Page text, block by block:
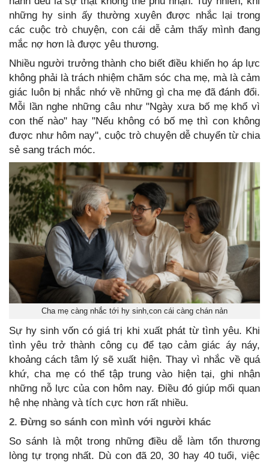
những hy sinh ấy thường xuyên được nhắc lại trong
các cuộc trò chuyện, con cái dễ cảm thấy mình đang
mắc nợ hơn là được yêu thương.
Nhiều người trưởng thành cho biết điều khiến họ áp lực
không phải là trách nhiệm chăm sóc cha mẹ, mà là cảm
giác luôn bị nhắc nhớ về những gì cha mẹ đã đánh đổi.
Mỗi lần nghe những câu như "Ngày xưa bố mẹ khổ vì
con thế nào" hay "Nếu không có bố mẹ thì con không
được như hôm nay", cuộc trò chuyện dễ chuyển từ chia
sẻ sang trách móc.
Cha mẹ càng nhắc tới hy sinh,con cái càng chán nản
Sự hy sinh vốn có giá trị khi xuất phát từ tình yêu. Khi
tình yêu trở thành công cụ để tạo cảm giác áy náy,
khoảng cách tâm lý sẽ xuất hiện. Thay vì nhắc về quá
khứ, cha mẹ có thể tập trung vào hiện tại, ghi nhận
những nỗ lực của con hôm nay. Điều đó giúp mối quan
hệ nhẹ nhàng và tích cực hơn rất nhiều.
2. Đừng so sánh con mình với người khác
So sánh là một trong những điều dễ làm tổn thương
lòng tự trọng nhất. Dù con đã 20, 30 hay 40 tuổi, việc